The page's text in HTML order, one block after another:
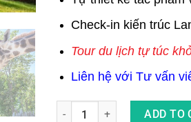
Check-in kiến trúc
Tour du lịch tự túc
Liên hệ với Tư vấn
Combo Tour Du LịchADD TO